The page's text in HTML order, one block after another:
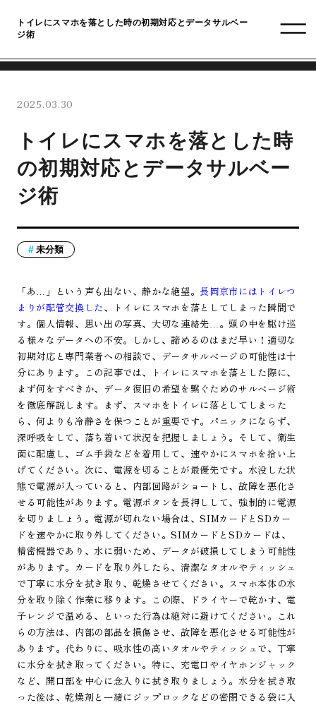
トイレにスマホを落とした時の初期対応とデータサルベー
ジ術
2025.03.30
トイレにスマホを落とした時
の初期対応とデータサルベー
ジ術
未分類
「あ…」という声も出ない、静かな絶望。長岡京市にはトイレつ
まりが配管交換した、トイレにスマホを落としてしまった瞬間で
す。個人情報、思い出の写真、大切な連絡先…。頭の中を駆け巡
る様々なデータへの不安。しかし、諦めるのはまだ早い！適切な
初期対応と専門業者への相談で、データサルベージの可能性は十
分にあります。この記事では、トイレにスマホを落とした際に、
まず何をすべきか、データ復旧の希望を繋ぐためのサルベージ術
を徹底解説します。まず、スマホをトイレに落としてしまった
ら、何よりも冷静さを保つことが重要です。パニックにならず、
深呼吸をして、落ち着いて状況を把握しましょう。そして、衛生
面に配慮し、ゴム手袋などを着用して、速やかにスマホを拾い上
げてください。次に、電源を切ることが最優先です。水没した状
態で電源が入っていると、内部回路がショートし、故障を悪化さ
せる可能性があります。電源ボタンを長押しして、強制的に電源
を切りましょう。電源が切れない場合は、SIMカードとSDカー
ドを速やかに取り外してください。SIMカードとSDカードは、
精密機器であり、水に弱いため、データが破損してしまう可能性
があります。カードを取り外したら、清潔なタオルやティッシュ
で丁寧に水分を拭き取り、乾燥させてください。スマホ本体の水
分を取り除く作業に移ります。この際、ドライヤーで乾かす、電
子レンジで温める、といった行為は絶対に避けてください。これ
らの方法は、内部の部品を損傷させ、故障を悪化させる可能性が
あります。代わりに、吸水性の高いタオルやティッシュで、丁寧
に水分を拭き取ってください。特に、充電口やイヤホンジャック
など、開口部を中心に念入りに拭き取りましょう。水分を拭き取
った後は、乾燥剤と一緒にジップロックなどの密閉できる袋に入